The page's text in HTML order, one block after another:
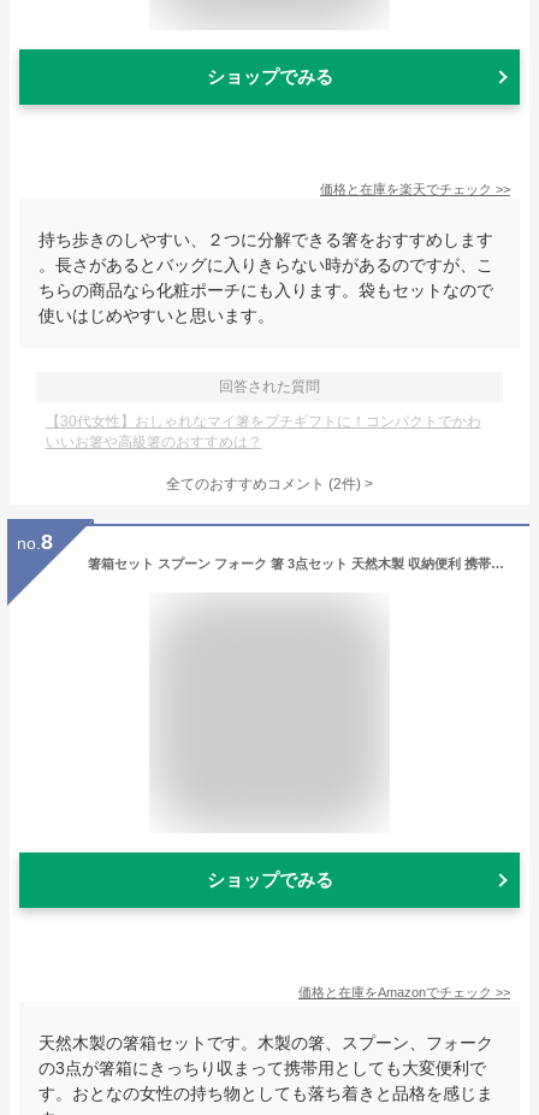
ショップでみる
価格と在庫を楽天でチェック >>
持ち歩きのしやすい、２つに分解できる箸をおすすめします
。長さがあるとバッグに入りきらない時があるのですが、こ
ちらの商品なら化粧ポーチにも入ります。袋もセットなので
使いはじめやすいと思います。
回答された質問
【30代女性】おしゃれなマイ箸をプチギフトに！コンパクトでかわ
いいお箸や高級箸のおすすめは？
全てのおすすめコメント (2件) >
no. 8
箸箱セット スプーン フォーク 箸 3点セット 天然木製 収納便利 携帯用カトラリー アウトドア キャンプ 旅行用品 学校 和風 (ブラウン)
ショップでみる
価格と在庫をAmazonでチェック >>
天然木製の箸箱セットです。木製の箸、スプーン、フォーク
の3点が箸箱にきっちり収まって携帯用としても大変便利で
す。おとなの女性の持ち物としても落ち着きと品格を感じま